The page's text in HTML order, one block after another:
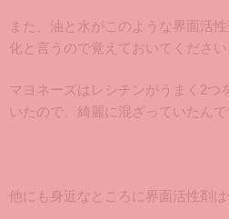
また、油と水がこのような界面活
化と言うので覚えておいてください
マヨネーズはレシチンがうまく2つ
いたので、綺麗に混ざっていたんで
他にも身近なところに界面活性剤は